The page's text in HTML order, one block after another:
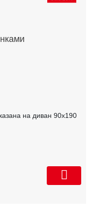
на диван 90х190